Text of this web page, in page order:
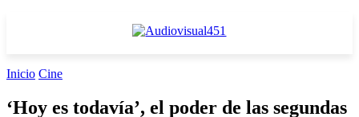
Inicio Cine
‘Hoy es todavía’, el poder de las segundas